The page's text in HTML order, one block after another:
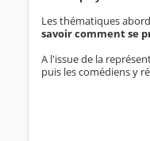
Les thématiques
savoir comment se
A l'issue de la
puis les comédiens y